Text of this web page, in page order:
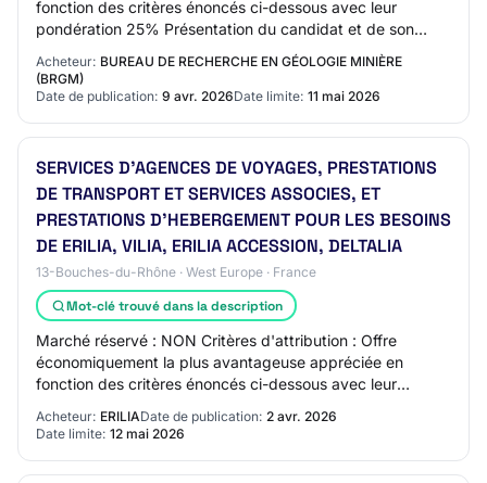
fonction des critères énoncés ci-dessous avec leur
pondération 25% Présentation du candidat et de son
organisation (présentation d'une note détaillée)…
Acheteur: BUREAU DE RECHERCHE EN GÉOLOGIE MINIÈRE
(BRGM)
Date de publication: 9 avr. 2026Date limite: 11 mai 2026
SERVICES D'AGENCES DE VOYAGES, PRESTATIONS
DE TRANSPORT ET SERVICES ASSOCIES, ET
PRESTATIONS D'HEBERGEMENT POUR LES BESOINS
DE ERILIA, VILIA, ERILIA ACCESSION, DELTALIA
13-Bouches-du-Rhône · West Europe · France
Mot-clé trouvé dans la description
Marché réservé : NON Critères d'attribution : Offre
économiquement la plus avantageuse appréciée en
fonction des critères énoncés ci-dessous avec leur
Acheteur: ERILIADate de publication: 2 avr. 2026
Date limite: 12 mai 2026